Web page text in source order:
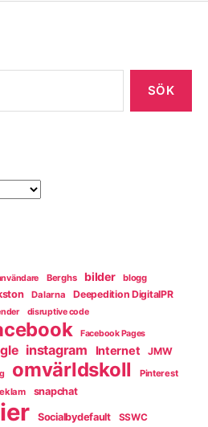
Berghs bilder blogg
Dalarna Deepedition DigitalPR
disruptive code
Facebook Pages
instagram Internet JMW
omvärldskoll Pinterest
snapchat
Socialbydefault SSWC